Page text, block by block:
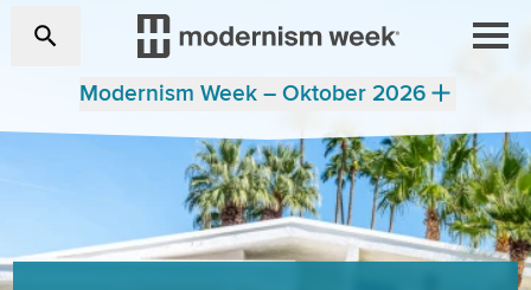
Modernism Week – Oktober 2026